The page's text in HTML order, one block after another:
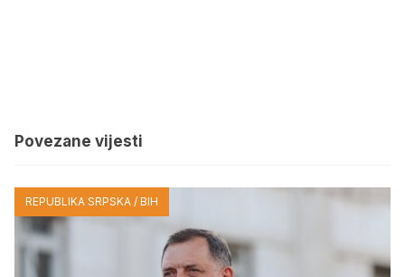
Povezane vijesti
REPUBLIKA SRPSKA / BIH